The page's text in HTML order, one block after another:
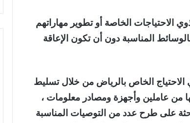
الاحتياجات الخاصة أو تطوير مهاراتهم
المناسبة دون أن تكون الإعاقة
الخاص بالرياض من خلال تسليط
من عاملين وأجهزة ومصادر معلومات ،
على طرح عدد من التوصيات المناسبة